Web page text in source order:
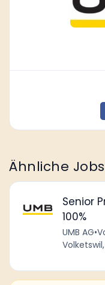
Ähnliche Jobs
Senior
100%
UMB AG•